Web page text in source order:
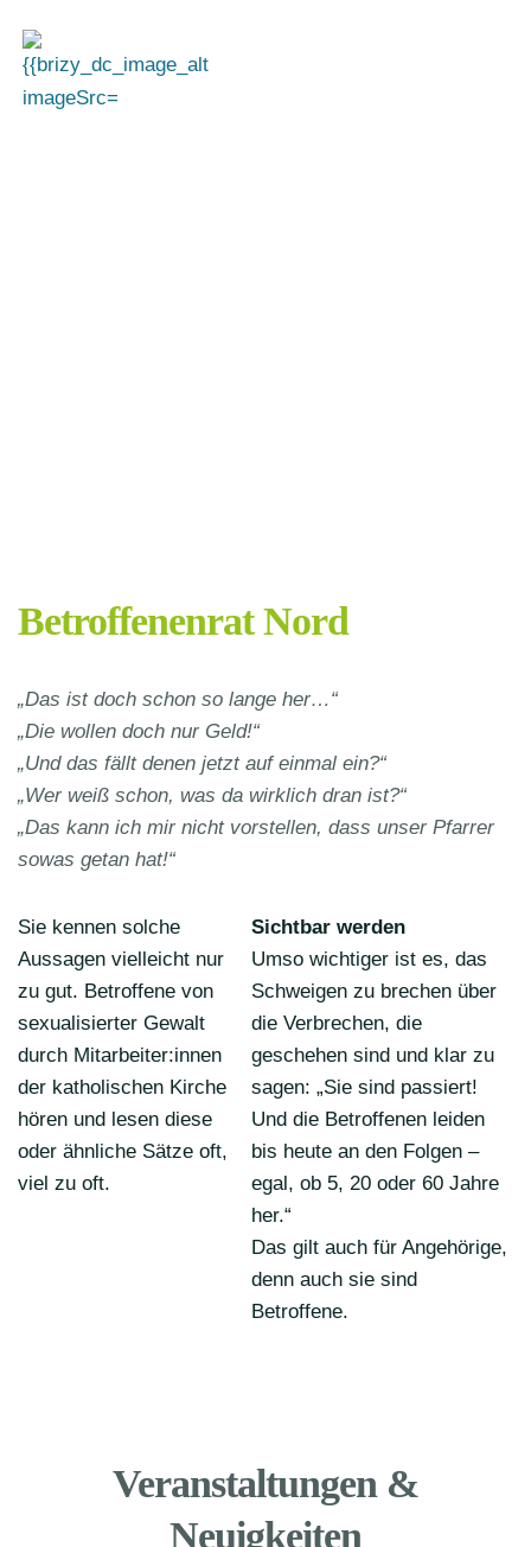
Betroffenenrat Nord
„Das ist doch schon so lange her…“
„Die wollen doch nur Geld!“
„Und das fällt denen jetzt auf einmal ein?“
„Wer weiß schon, was da wirklich dran ist?“
„Das kann ich mir nicht vorstellen, dass unser Pfarrer
sowas getan hat!“
Sie kennen solche
Aussagen vielleicht nur
zu gut. Betroffene von
sexualisierter Gewalt
durch Mitarbeiter:innen
der katholischen Kirche
hören und lesen diese
oder ähnliche Sätze oft,
viel zu oft.
Sichtbar werden
Umso wichtiger ist es, das
Schweigen zu brechenüber
die Verbrechen, die
geschehen sind und klar zu
sagen: „Sie sind passiert!
Und die Betroffenen leiden
bis heute an den Folgen –
egal, ob 5, 20 oder 60 Jahre
her.“
Das gilt auch für Angehörige,
denn auch sie sind
Betroffene.
Veranstaltungen &
Neuigkeiten